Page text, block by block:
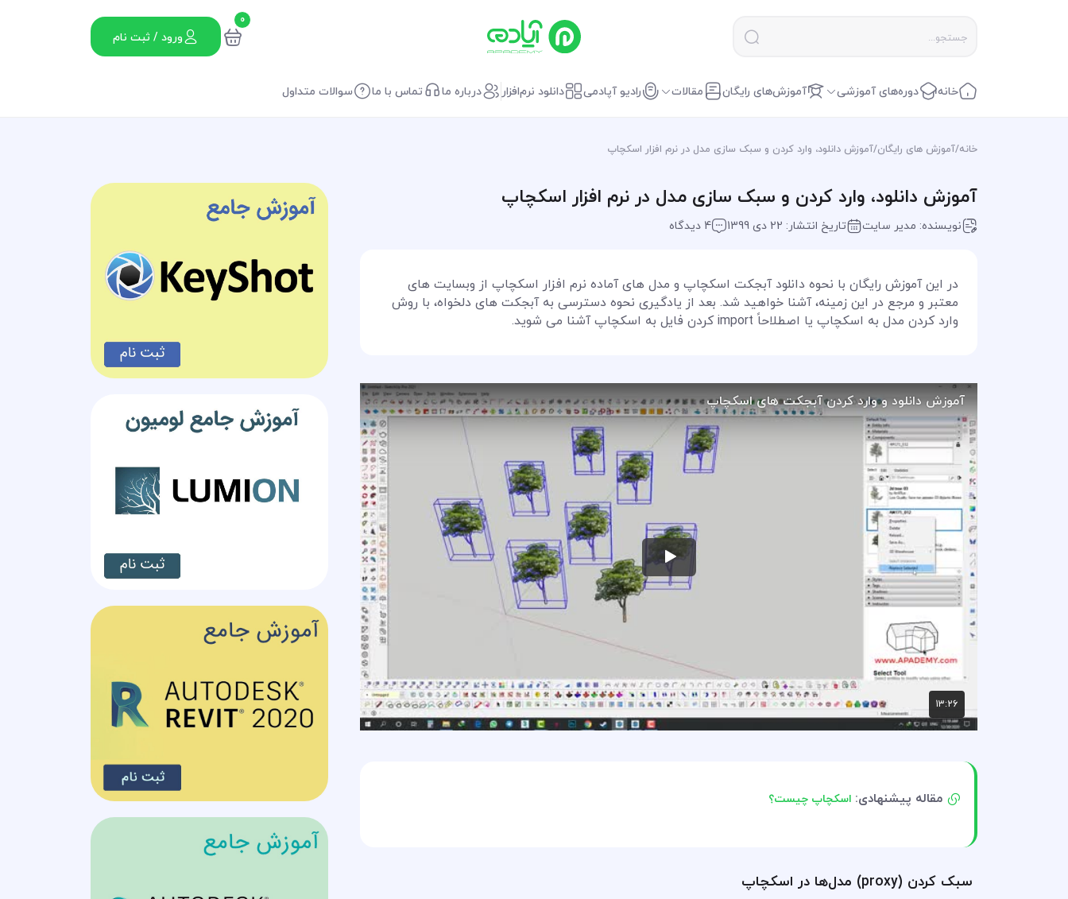
0
ورود / ثبت نام
خانه دوره‌های آموزشی آموزش‌های رایگان مقالات رادیو آپادمی دانلود نرم‌افزار درباره ما تماس با ما سوالات متداول
خانه/آموزش های رایگان/آموزش دانلود، وارد کردن و سبک سازی مدل در نرم افزار اسکچاپ
آموزش دانلود، وارد کردن و سبک سازی مدل در نرم افزار اسکچاپ
نویسنده: مدیر سایت تاریخ انتشار: 22 دی 1399 4 دیدگاه
در این آموزش رایگان با نحوه دانلود آبجکت اسکچاپ و مدل های آماده نرم افزار اسکچاپ از وبسایت های
معتبر و مرجع در این زمینه، آشنا خواهید شد. بعد از یادگیری نحوه دسترسی به آبجکت های دلخواه، با روش
وارد کردن مدل به اسکچاپ یا اصطلاحاً import کردن فایل به اسکچاپ آشنا می شوید.
مقاله پیشنهادی: اسکچاپ چیست؟
سبک کردن (proxy) مدل‌ها در اسکچاپ